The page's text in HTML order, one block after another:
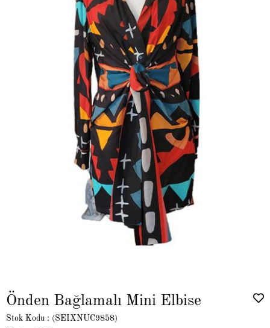
Önden Bağlamalı Mini Elbise
Stok Kodu
(SEIXNUC9858)